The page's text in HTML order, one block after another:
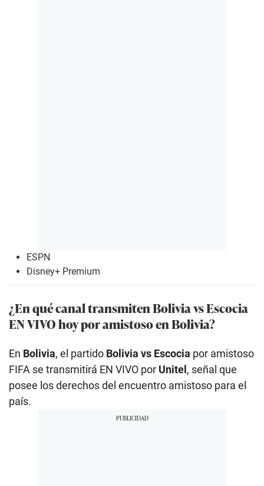
ESPN
Disney+ Premium
¿En qué canal transmiten Bolivia vs Escocia
EN VIVO hoy por amistoso en Bolivia?
En Bolivia, el partido Bolivia vs Escocia por amistoso
FIFA se transmitirá EN VIVO por Unitel , señal que
posee los derechos del encuentro amistoso para el
país.